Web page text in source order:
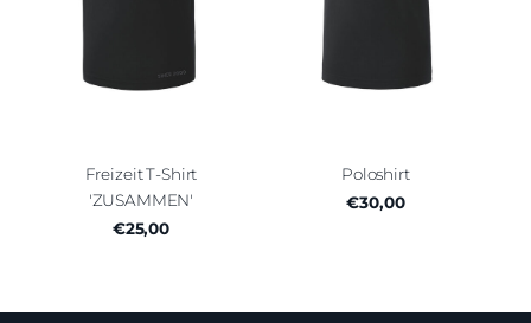
Freizeit T-Shirt
'ZUSAMMEN'
€25,00
Poloshirt
€30,00